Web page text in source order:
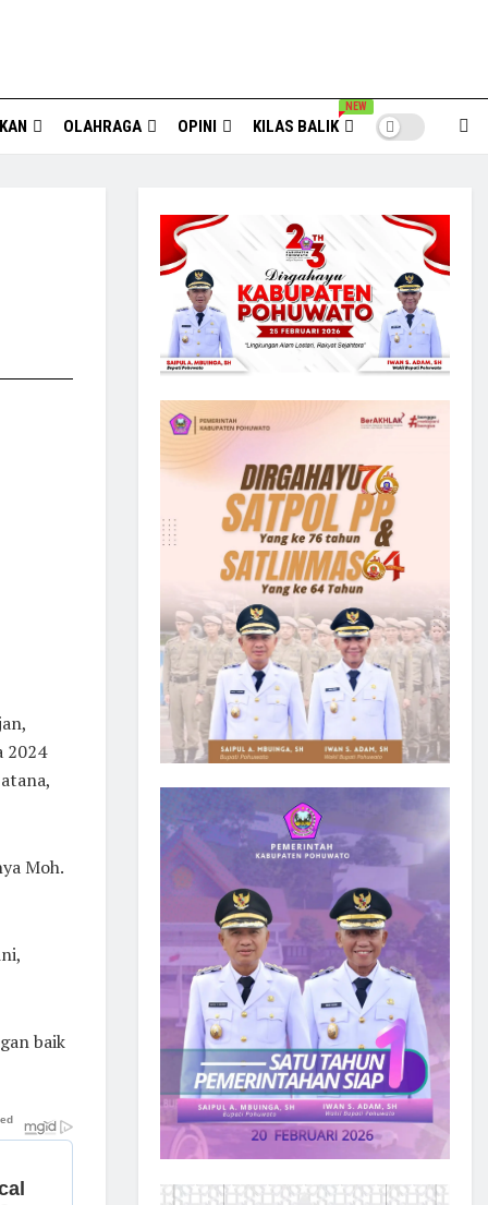
OLAHRAGA OPINI KILAS BALIK
NEW
2024
Moh.
baik